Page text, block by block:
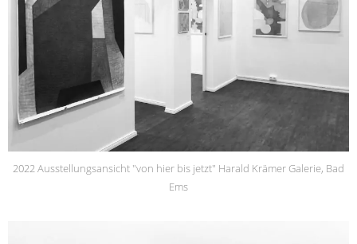
2022 Ausstellungsansicht "von hier bis jetzt" Harald Krämer Galerie, Bad
Ems